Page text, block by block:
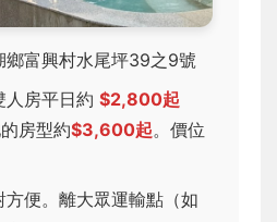
鄉富興村水尾坪39之9號
人房平日約 $2,800起
房型約$3,600起。價位
方便。離大眾運輸點（如